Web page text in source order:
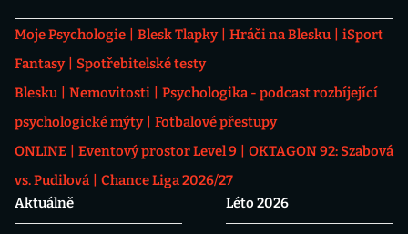
Moje Psychologie Blesk Tlapky Hráči na Blesku
iSport
Fantasy
Spotřebitelské testy
Blesku
Nemovitosti
Psychologika - podcast rozbíjející
psychologické mýty
Fotbalové přestupy
ONLINE
Eventový prostor Level 9
OKTAGON 92: Szabová
vs. Pudilová
Chance Liga 2026/27
Aktuálně
Léto 2026